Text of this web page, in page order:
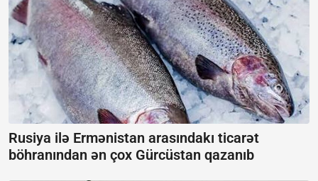
Rusiya ilə Ermənistan arasındakı ticarət
böhranından ən çox Gürcüstan qazanıb